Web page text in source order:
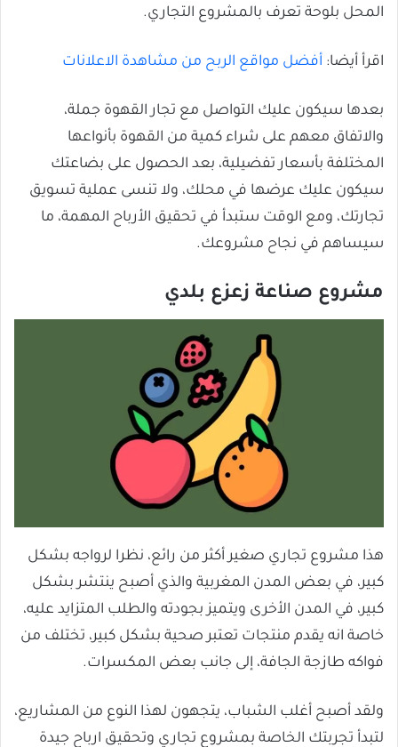
المحل بلوحة تعرف بالمشروع التجاري.
اقرأ أيضا: أفضل مواقع الربح من مشاهدة الاعلانات
بعدها سيكون عليك التواصل مع تجار القهوة جملة،
والاتفاق معهم على شراء كمية من القهوة بأنواعها
المختلفة بأسعار تفضيلية، بعد الحصول على بضاعتك
سيكون عليك عرضها في محلك، ولا تنسى عملية تسويق
تجارتك، ومع الوقت ستبدأ في تحقيق الأرباح المهمة، ما
سيساهم في نجاح مشروعك.
مشروع صناعة زعزع بلدي
هذا مشروع تجاري صغير أكثر من رائع، نظرا لرواجه بشكل
كبير، في بعض المدن المغربية والذي أصبح ينتشر بشكل
كبير، في المدن الأخرى ويتميز بجودته والطلب المتزايد عليه،
خاصة انه يقدم منتجات تعتبر صحية بشكل كبير، تختلف من
فواكه طازجة الجافة، إلى جانب بعض المكسرات.
ولقد أصبح أغلب الشباب، يتجهون لهذا النوع من المشاريع،
لتبدأ تجربتك الخاصة بمشروع تجاري وتحقيق ارباح جيدة